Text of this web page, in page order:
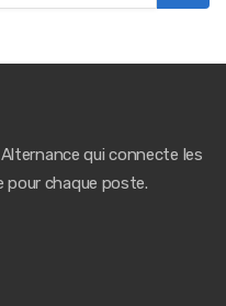
qui connecte les
pour chaque poste.